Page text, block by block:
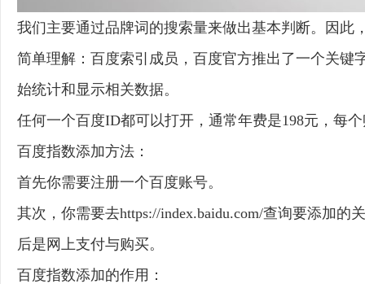
我们主要通过品牌词的搜索量来做出基本判断。因
简单理解：百度索引成员，百度官方推出了一个关键
始统计和显示相关数据。
任何一个百度ID都可以打开，通常年费是198元，每
百度指数添加方法：
首先你需要注册一个百度账号。
其次，你需要去https://index.baidu.com/查询要添加的
后是网上支付与购买。
百度指数添加的作用：